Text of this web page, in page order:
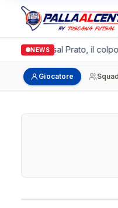
NEWS
Futsal Prato, il colpo
Giocatore